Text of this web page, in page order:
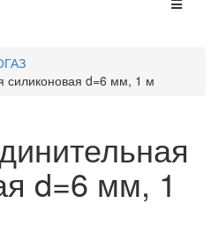
силиконовая d=6 мм, 1 м
d=6 мм, 1